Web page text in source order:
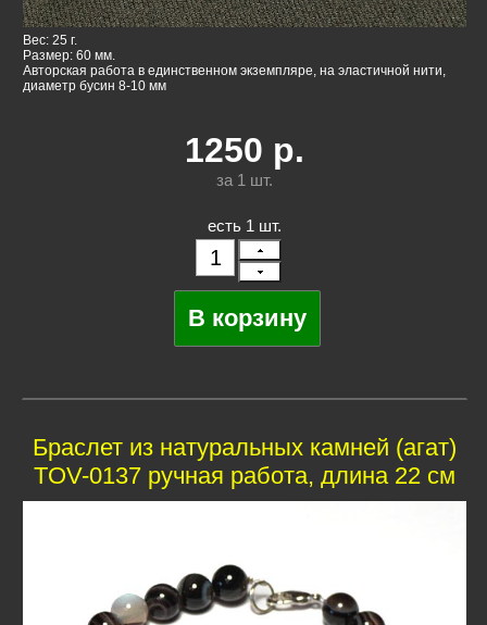
Вес: 25 г.
Размер: 60 мм.
Авторская работа в единственном экземпляре, на эластичной нити,
диаметр бусин 8-10 мм
1250 р.
за 1 шт.
есть 1 шт.
Браслет из натуральных камней (агат)
TOV-0137 ручная работа, длина 22 см